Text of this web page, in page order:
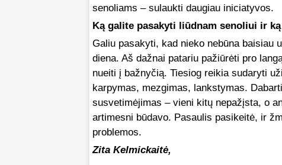
senoliams – sulaukti daugiau iniciatyvos.
Ką galite pasakyti liūdnam senoliui ir
Galiu pasakyti, kad nieko nebūna baisiau
diena. Aš dažnai patariu pažiūrėti pro
nueiti į bažnyčią. Tiesiog reikia sudaryti
karpymas, mezgimas, lankstymas.
susvetimėjimas – vieni kitų nepažįsta, o
artimesni būdavo. Pasaulis pasikeitė, ir
problemos.
Zita Kelmickaitė,